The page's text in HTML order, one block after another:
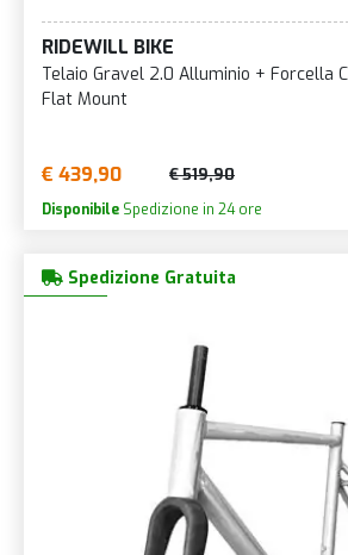
RIDEWILL BIKE
Telaio Gravel 2.0 Alluminio + Forcella
Flat Mount
€ 439,90 € 519,90
Disponibile Spedizione in 24 ore
Spedizione Gratuita